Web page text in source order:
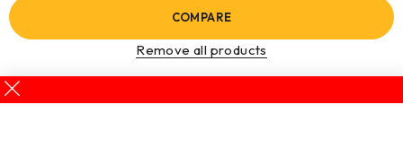
COMPARE
Remove all products